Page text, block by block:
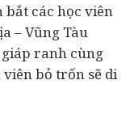
bắt các học viên
– Vũng Tàu
ranh cùng
bỏ trốn sẽ di